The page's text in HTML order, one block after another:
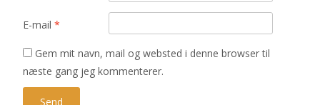
E-mail *
Gem mit navn, mail og websted i denne browser til
næste gang jeg kommenterer.